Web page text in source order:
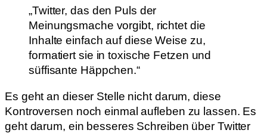
„Twitter, das den Puls der
Meinungsmache vorgibt, richtet die
Inhalte einfach auf diese Weise zu,
formatiert sie in toxische Fetzen und
süffisante Häppchen.“
Es geht an dieser Stelle nicht darum, diese
Kontroversen noch einmal aufleben zu lassen. Es
geht darum, ein besseres Schreiben über Twitter